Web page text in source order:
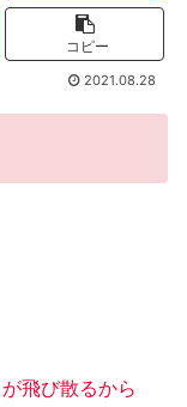
コピー
2021.08.28
飛び散るから